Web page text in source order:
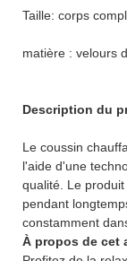
Taille: corps
matière : velours
Description du
Le coussin
l'aide d'une
qualité. Le
pendant
constamment
À propos de cet